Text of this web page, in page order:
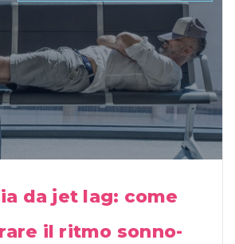
da jet lag: come
il ritmo sonno-